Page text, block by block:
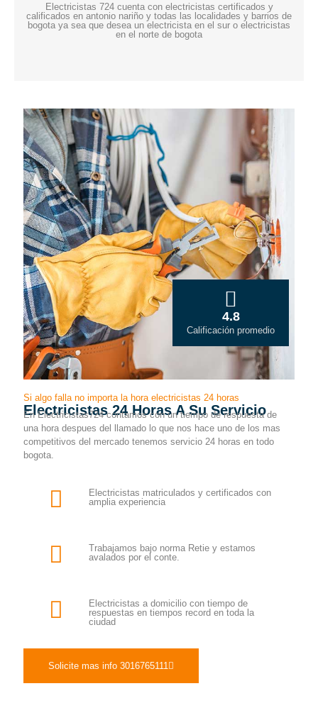
Electricistas 724 cuenta con electricistas certificados y
calificados en antonio nariño y todas las localidades y barrios de
bogota ya sea que desea un electricista en el sur o electricistas
en el norte de bogota
4.8
Calificación promedio
Si algo falla no importa la hora electricistas 24 horas
Electricistas 24 Horas A Su Servicio
En Electricistas724 contamos con un tiempo de respuesta de
una hora despues del llamado lo que nos hace uno de los mas
competitivos del mercado tenemos servicio 24 horas en todo
bogota.
Electricistas matriculados y certificados con
amplia experiencia
Trabajamos bajo norma Retie y estamos
avalados por el conte.
Electricistas a domicilio con tiempo de
respuestas en tiempos record en toda la
ciudad
Solicite mas info 3016765111